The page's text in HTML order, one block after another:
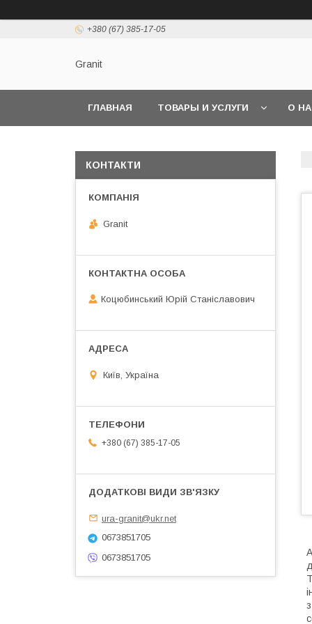
+380 (67) 385-17-05
Granit
ГЛАВНАЯ ТОВАРЫ И УСЛУГИ О
КОНТАКТИ
Granit
Коцюбинський Юрій Станіславович
Київ, Україна
+380 (67) 385-17-05
ura-granit@ukr.net
0673851705
0673851705